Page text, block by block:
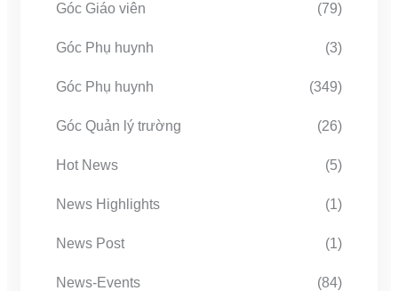
Góc Giáo viên (79)
Góc Phụ huynh (3)
Góc Phụ huynh (349)
Góc Quản lý trường (26)
Hot News (5)
News Highlights (1)
News Post (1)
News-Events (84)